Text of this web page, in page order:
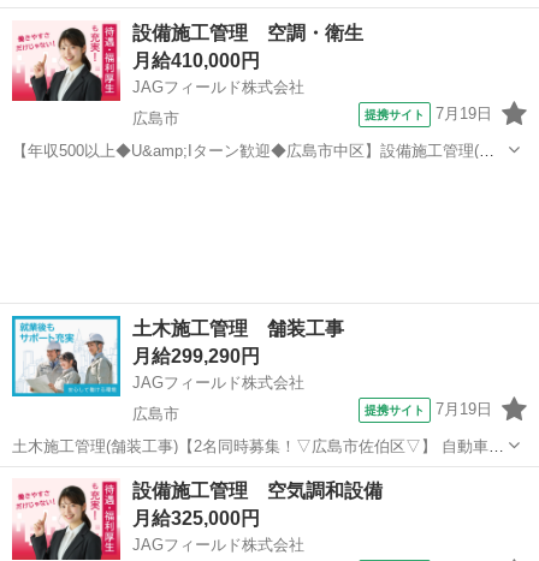
い分野の設計、施工を手掛ける企業さまで 施工管理のお仕事です! ≪
おしごと内容 ≫ (1)本日の現場予定を確認する (2)予定の現場へ移動す
る ...
三原市 本郷駅 その他
設備施工管理 空調・衛生
月給410,000円
JAGフィールド株式会社
広島市
提携サイト 7月19日
【年収500以上◆U&amp;Iターン歓迎◆広島市中区】設備施工管理(空
土木施工管理 舗装工事
月給299,290円
JAGフィールド株式会社
広島市
提携サイト 7月19日
土木施工管理(舗装工事)【2名同時募集！▽広島市佐伯区▽】 自動車道
の道路舗装における土木施工管理です。広島東IC～岩国ICの約50区間
を対象に実施工期13ヶ月に及ぶ長期のプロジェクトです！【担当業
務】 土木施工管理 ◇...
広島市 その他
設備施工管理 空気調和設備
月給325,000円
JAGフィールド株式会社